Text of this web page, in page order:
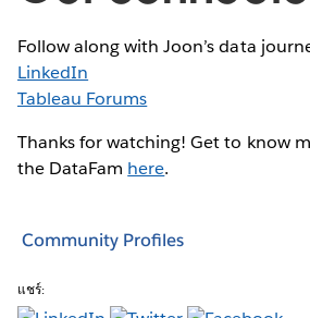
Follow along with Joon’s data
LinkedIn
Tableau Forums
Thanks for watching! Get to know
the DataFam here.
Community Profiles
แชร์: